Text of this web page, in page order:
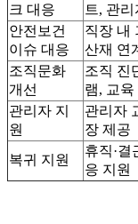
크 대응
트, 관
안전보건
이슈 대응
직장 내
산재 연
조직문화
개선
조직 진
램, 교육
관리자 지
원
관리자
장 제공
복귀 지원
휴직·결
응 지원